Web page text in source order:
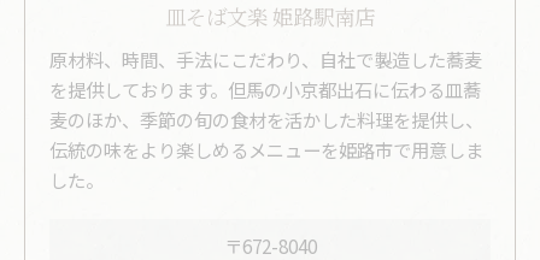
皿そば文楽 姫路駅南店
原材料、時間、手法にこだわり、自社で製造した蕎麦
を提供しております。但馬の小京都出石に伝わる皿蕎
麦のほか、季節の旬の食材を活かした料理を提供し、
伝統の味をより楽しめるメニューを姫路市で用意しま
した。
〒672-8040